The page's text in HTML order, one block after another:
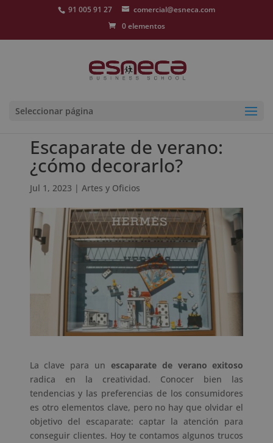
91 005 91 27
comercial@esneca.com
0 elementos
Seleccionar página
Escaparate de verano:
¿cómo decorarlo?
Jul 1, 2023 | Artes y Oficios
La clave para un escaparate de verano exitoso
radica en la creatividad. Conocer bien las
tendencias y las preferencias de los consumidores
es otro elementos clave, pero no hay que olvidar el
objetivo del escaparate: captar la atención para
conseguir clientes. Hoy te contamos algunos trucos